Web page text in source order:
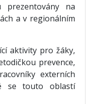
na
a v regionálním
aktivity pro žáky,
prevence,
externích
se touto oblastí